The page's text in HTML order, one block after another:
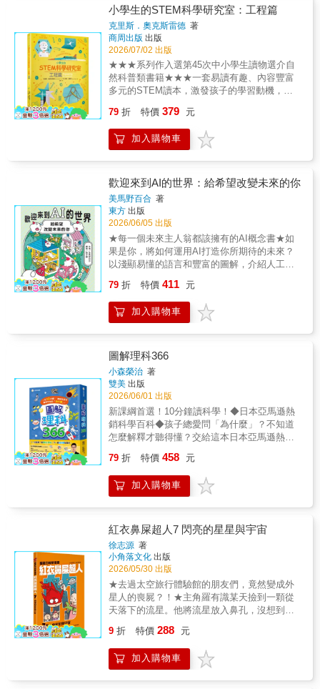
能源教育、國際教育、閱讀素養。●核心素養：
想像創造。●學習領域：自然科學、科技、系統
思考與解決問題、規劃執行與創新應變、科技
資訊與媒體素養。【適讀年齡】◎適合8-12歲
自主閱讀。
樂冒泡的水壺，到浴室裡彎彎的水管（還帶著
奇怪的味道）；一路揭開物質變化、電、輻射
和各種隱形力量的祕密。還有一連串讓人驚呼
的實驗等著你！小心，其中有一個實驗，可能
會讓你的頭髮全都站立起來喔！內容含括了九
年一貫「自然與生活科技」學習領域中，關於
物理的基礎知識：狀態變化、能量轉換、聲、
光、電、熱、力、流動、測量、輻射、感官、
水壓等。【化學冊】一聽到「化學」這個詞，
化學吧，其實一點也不恐怖！這本書會帶你在
家裡到處探險，發現原來日常生活裡藏著好多
有趣的化學！你知道壁虎為什麼怕平底鍋嗎？
廚房裡到底藏了多少臭氣沖天的化學物質？還
有，電池為什麼會爆炸？我們會一起走進家裡
的每個角落，很快你就會發現，化學真的無所
不在！從香噴噴的早餐，到雜物間裡恐怖的清
潔劑，通通都是化學的世界。透過這些超讚的
實驗，你不只會親手玩化學，還會驚訝地發
現：這個神奇世界的範圍，有夠大！內容含括
了九年一貫「自然與生活科技」學習領域中，
關於化學的基礎知識：原子和分子、化學反
應、溫度、人體、微生物、材料、大自然、氣
體、食物、製作過程等。【探索包】探險任務
啟動！準備好了嗎?打開探索包，完成3個生活
很特別，你不用進入神秘實驗室，也不用飛去
外太空，因為，你的家，就是一間超酷的科學
實驗室！ 仔細觀察每個現象，記錄你的發現，
完成後，請將任務挑戰卡寄回來！我們很期待
收到你的科學發現！●作者其它著作科學媽媽和
孩子們的生活探險
小學生的STEM科學研究室：工程篇
克里斯．奧克斯雷德 著
商周出版 出版
2026/07/02 出版
★★★系列作入選第45次中小學生讀物選介自
然科普類書籍★★★一套易讀有趣、內容豐富
多元的STEM讀本，激發孩子的學習動機，培
重點觀念綜覽╳融入生活與時事！★符合108課
綱與STEM教育學習需求★內容精采詳實，打
好重要觀念基礎★快速提升科學素養的必備素
人 王伯源、陳瑋薇「每天都要一起玩-
STEAMxPlay」親子學習社群創辦人 吳念祺
國立臺灣師範大學科技應用與人力資源發展學
系特聘教授 林坤誼暢銷兒童科普作家、魅科
坊科學原型工坊創辦人 許兆芳三沃創意有限
公司暨小創客平台創辦人 許琳翊兒童實驗科
學家 陳乃琦（Penny老師）國立臺灣科技大
學應用科技研究所副教授 湯梓辰FB「滾妹．
這一家」粉絲頁版主、《滾媽的創意手作百寶
老師、FB「阿魯米玩科學」粉絲頁版主 盧俊
良國立臺灣師範大電機系副教授、數感實驗室
共同創辦人 賴以威從古代的金字塔，到今日
的摩天大樓、微晶片、智慧型手機、太空火
箭、人工義肢等最尖端的科技應用，都隱藏著
聰明的工程學巧思。翻開本書，你將找到以下
問題的解答：● 想成為工程師，需要先懂得哪
些事？設計一樣東西，從想法到成品又要經過
哪些步驟？● 在土石隨時會崩塌、海水隨時會
湧入的地底，工程師要怎樣安全挖出隧道？●
為什麼工程師在飛機引擎出廠前，要故意折斷
裡面的一片風扇葉片做測試？● 晶片製造廠裡
的空氣，竟然比戶外還要乾淨「一萬倍」？●
如果沒有一種「把空氣變肥料」的化學發明，
地球人口恐怕不到今天的一半？！……想知道
是多美好的體驗；此系列從生活經驗出發，引
導至較為深入的內容，易觸發孩子好奇心，家
長也更有方向的帶領孩子學習，跟著書上的脈
絡設計遊戲，亦可增加親子互動機會與學習樂
趣，誠心推薦。――金鐘兒少節目主持人 王
伯源國小階段推動STEM教育的重要目標之
一，為培養小學生的STEM素養。透過本書的
介紹，不僅能夠了解科技與工程的發展史，也
能夠透過個案的探討，引導學生學習相關的科
趣。——國立臺灣師範大學科技應用與人力資
源發展學系特聘教授 林坤誼科學是認識世界
最美的途徑，而這套書，引領孩子用數學編織
79 折 特價 379 元
加入購物車
歡迎來到AI的世界：給希望改變未來的你
美馬野百合 著
東方 出版
2026/06/05 出版
★每一個未來主人翁都該擁有的AI概念書★如
果是你，將如何運用AI打造你所期待的未來？
以淺顯易懂的語言和豐富的圖解，介紹人工智
的重要課題🔹 AI是什麼？・介紹AI基本概念，
以及它是如何「學習」和運作的。・說明「生
成AI」等技術。 🔹 AI的歷史與演進・回顧美國
AI在日常生活、工作和社會上的好處。・同時
提醒讀者注意AI的潛在問題和風險，例如偏見
與倫理挑戰。 🔹 實際體驗與思考活動・附
Scratch遊戲，幫助讀者實際體驗AI的運作。・
附贈學習單，鼓勵讀者思考用AI解決問題。 🔹
未來與AI共存・除了技術，並引導讀者思考
「在AI時代如何生活、追求幸福、做出正確決
策」。・鼓勵讀者成為能正面影響未來的「改
革者」。【本書特色】■學習人工智慧的所有基
慧的歷史到最新的人工智慧技術及其對社會的
影響，也探討了人工智慧的倫理問題和未來發
展前景，為你打下堅實的人工智慧基礎。■配有
釋。豐富的插圖和圖表幫助你輕鬆快速的理解
內容。■包含一個Scratch遊戲，讓你體驗人工
智慧。本書包含一個Scratch體驗區。透過簡單
的遊戲，可以體驗人工智慧的工作原理。■附贈
學習單。透過實際發生在社會上的問題，討論
AI該如何使用。可以寫下自己的想法，也可以
跟家人、朋友互相討論。■為生活在人工智慧時
代的下一代提供指南。本書闡述了我們應該如
何追求幸福，以及在人工智慧不斷發展的時
代，應該追求怎樣的未來。-----------------SDGs
永續發展目標#尊嚴就業與經濟發展 #產業創新
79 折 特價 411 元
加入購物車
圖解理科366
小森榮治 著
雙美 出版
2026/06/01 出版
新課綱首選！10分鐘讀科學！◆日本亞馬遜熱
銷科學百科◆孩子總愛問「為什麼」？不知道
怎麼解釋才聽得懂？交給這本日本亞馬遜熱
為小學生打造，把艱澀理科變成最好玩的探
險。每天只要10分鐘，輕鬆破解生活中的科學
大問號！內容橫跨浩瀚宇宙、微小生態、趣味
培養「科學素養」，延伸知識更能受用到國高
中，未來讀物理化學一樣輕鬆自在！本書特
色：◆366天主題閱讀全書366篇，可按日期或
隨心挑選，建立每日閱讀習慣。◆跨領域科學
知識涵蓋物理、化學、生物、地科等近30種主
題，拓寬科學視野。◆視覺化精美圖解知識點
搭配生動插圖，將抽象原理具象化，加深學習
印象。◆貼心閱讀紀錄欄每篇皆附3次簽到日期
欄位，激勵孩子溫故知新，有效強化記憶。◆
答，即時檢視閱讀學習成效。✽適讀年齡：9歲
以上專家審訂高賢忠／國立臺灣師範大學物理
學系專任教授曾為當代知名物理學家史蒂芬．
79 折 特價 458 元
加入購物車
紅衣鼻屎超人7 閃亮的星星與宇宙
徐志源 著
小角落文化 出版
2026/05/30 出版
★去過太空旅行體驗館的朋友們，竟然變成外
星人的喪屍？！★主角羅有識某天撿到一顆從
天落下的流星。他將流星放入鼻孔，沒想到因
星就會發光，讓他化身成穿紅衣的鼻屎超人。
雖然羅有識現在只擁有鼻屎大小般的科學超能
力，但他下定決心總有一天要成為拯救世界的
9 折 特價 288 元
加入購物車